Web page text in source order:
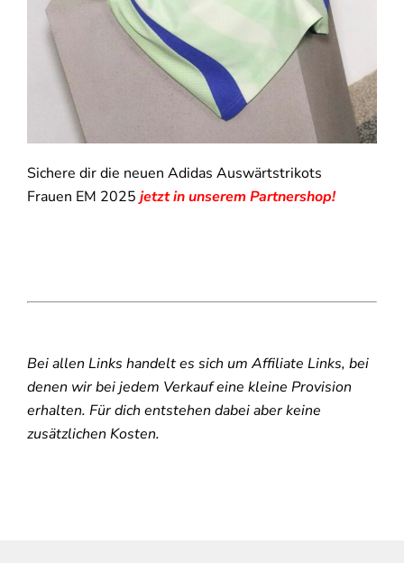
Sichere dir die neuen Adidas Auswärtstrikots
Frauen EM 2025 jetzt in unserem Partnershop!
Bei allen Links handelt es sich um Affiliate Links, bei
denen wir bei jedem Verkauf eine kleine Provision
erhalten. Für dich entstehen dabei aber keine
zusätzlichen Kosten.